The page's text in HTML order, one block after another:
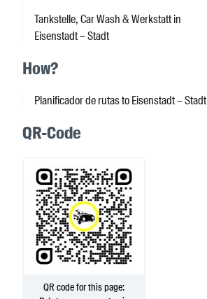
Tankstelle, Car Wash & Werkstatt in
Eisenstadt – Stadt
How?
Planificador de rutas to Eisenstadt – Stadt
QR-Code
QR code for this page: